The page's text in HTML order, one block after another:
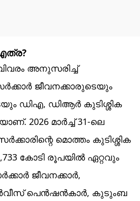
അനുസരിച്ച്
ജീവനക്കാരുടെയും
ഡിഎ, ഡിആർ കുടിശ്ശിക
2026 മാർച്ച് 31-ലെ
മൊത്തം കുടിശ്ശിക
കോടി രൂപയിൽ ഏറ്റവും
ജീവനക്കാർ,
പെൻഷൻകാർ, കുടുംബ